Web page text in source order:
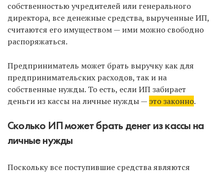
собственностью учредителей или генерального
директора, все денежные средства, вырученные ИП,
считаются его имуществом — ими можно свободно
распоряжаться.
Предприниматель может брать выручку как для
предпринимательских расходов, так и на
собственные нужды. То есть, если ИП забирает
деньги из кассы на личные нужды — это законно.
Сколько ИП может брать денег из кассы на
личные нужды
Поскольку все поступившие средства являются